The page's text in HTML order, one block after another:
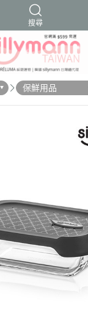
搜尋
好物分享 好物推薦
保鮮用品